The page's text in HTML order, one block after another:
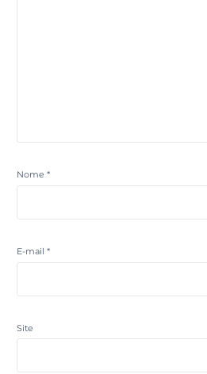
Nome*
E-mail*
Site